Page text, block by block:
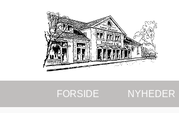
FORSIDE NYHEDER